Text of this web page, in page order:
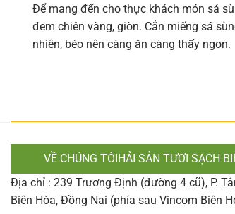
Để mang đến cho thực khách món sá
đem chiên vàng, giòn. Cắn miếng sá
nhiên, béo nên càng ăn càng thấy ngon.
VỀ CHÚNG TÔIHẢI SẢN TƯƠI SẠCH
Địa chỉ : 239 Trương Định (đường 4 cũ), P.
Biên Hòa, Đồng Nai (phía sau Vincom Biên